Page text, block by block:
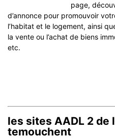
page,
d’annonce pour promouvoir
l’habitat et le logement, ainsi
la vente ou l’achat de biens
etc.
les sites AADL 2 de
temouchent